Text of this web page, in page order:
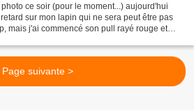
ce soir (pour le moment...) aujourd'hui
sur mon lapin qui ne sera peut être pas
mais j'ai commencé son pull rayé rouge et
Page suivante >